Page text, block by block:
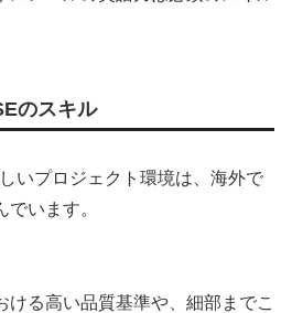
のスキル
いプロジェクト環境は、海外で
います。
ける高い品質基準や、細部までこ